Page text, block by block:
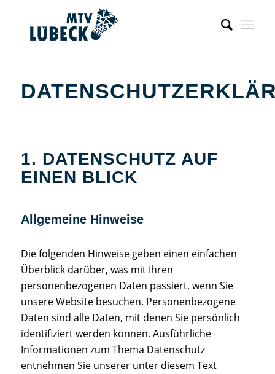
1. DATENSCHUTZ AUF
EINEN BLICK
Allgemeine Hinweise
Die folgenden Hinweise geben einen einfachen
Überblick darüber, was mit Ihren
personenbezogenen Daten passiert, wenn Sie
unsere Website besuchen. Personenbezogene
Daten sind alle Daten, mit denen Sie persönlich
identifiziert werden können. Ausführliche
Informationen zum Thema Datenschutz
entnehmen Sie unserer unter diesem Text